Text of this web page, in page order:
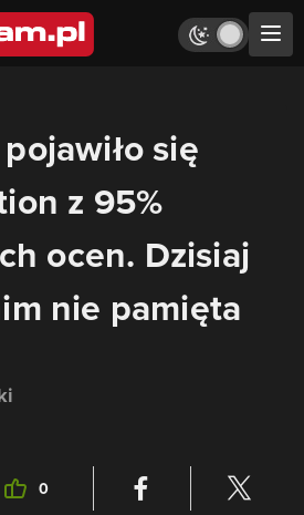
się
z 95%
ocen. Dzisiaj
nie pamięta
0